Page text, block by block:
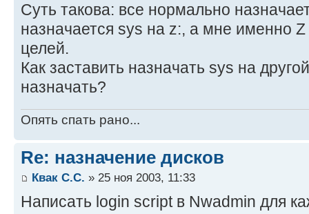
Суть такова: все нормально
назначается sys на z:, а мне именно
целей.
Как заставить назначать sys на
назначать?
Опять спать рано...
Re: назначение дисков
Квак С.С. » 25 ноя 2003, 11:33
Написать login script в Nwadmin для